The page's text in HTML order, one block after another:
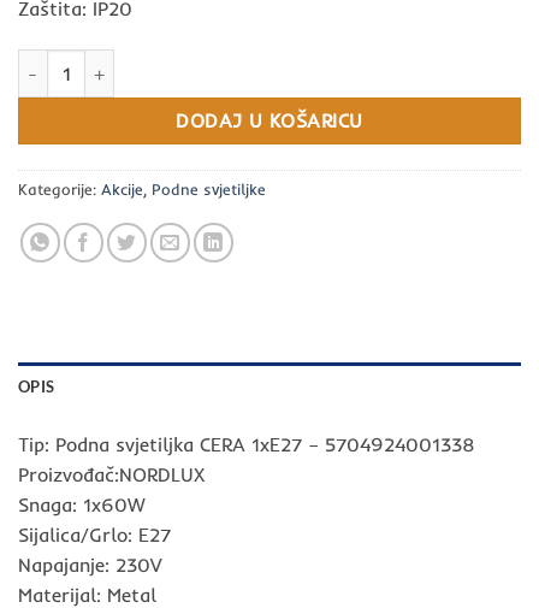
Zaštita: IP20
DODAJ U KOŠARICU
Kategorije: Akcije, Podne svjetiljke
OPIS
Tip: Podna svjetiljka CERA 1xE27 – 5704924001338
Proizvođač:NORDLUX
Snaga: 1x60W
Sijalica/Grlo: E27
Napajanje: 230V
Materijal: Metal